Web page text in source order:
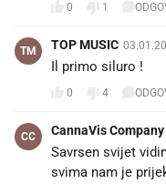
0 1
TM TOP MUSIC
Il primo siluro !
0 4
CC CannaVis Company
Savrsen svijet
svima nam je